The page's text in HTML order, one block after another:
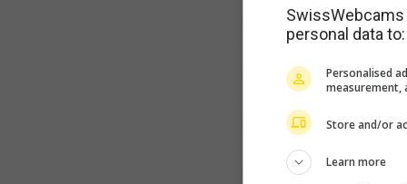
personal data to:
Personalised
measurement,
Store and/or
Learn more